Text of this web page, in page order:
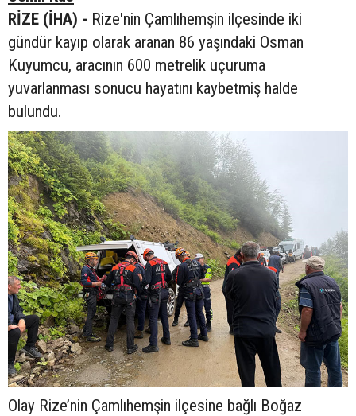
RİZE (İHA) - Rize'nin Çamlıhemşin ilçesinde iki
gündür kayıp olarak aranan 86 yaşındaki Osman
Kuyumcu, aracının 600 metrelik uçuruma
yuvarlanması sonucu hayatını kaybetmiş halde
bulundu.
Olay Rize’nin Çamlıhemşin ilçesine bağlı Boğaz